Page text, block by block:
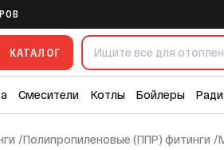
КАТАЛОГ
Смесители Котлы Бойлеры
/Полипропиленовые (ППР) фитинги /
(12/2)
В СМЕТУ